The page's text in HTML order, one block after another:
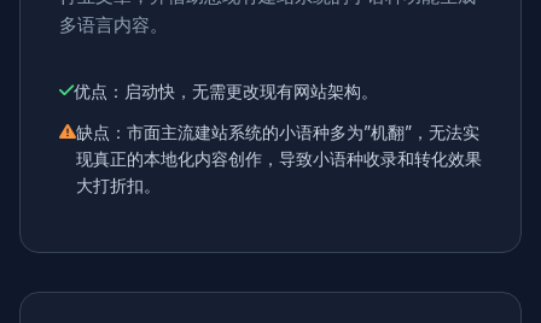
多语言内容。
优点：启动快，无需更改现有网站架构。
缺点：市面主流建站系统的小语种多为”机翻”，无法实
现真正的本地化内容创作，导致小语种收录和转化效果
大打折扣。